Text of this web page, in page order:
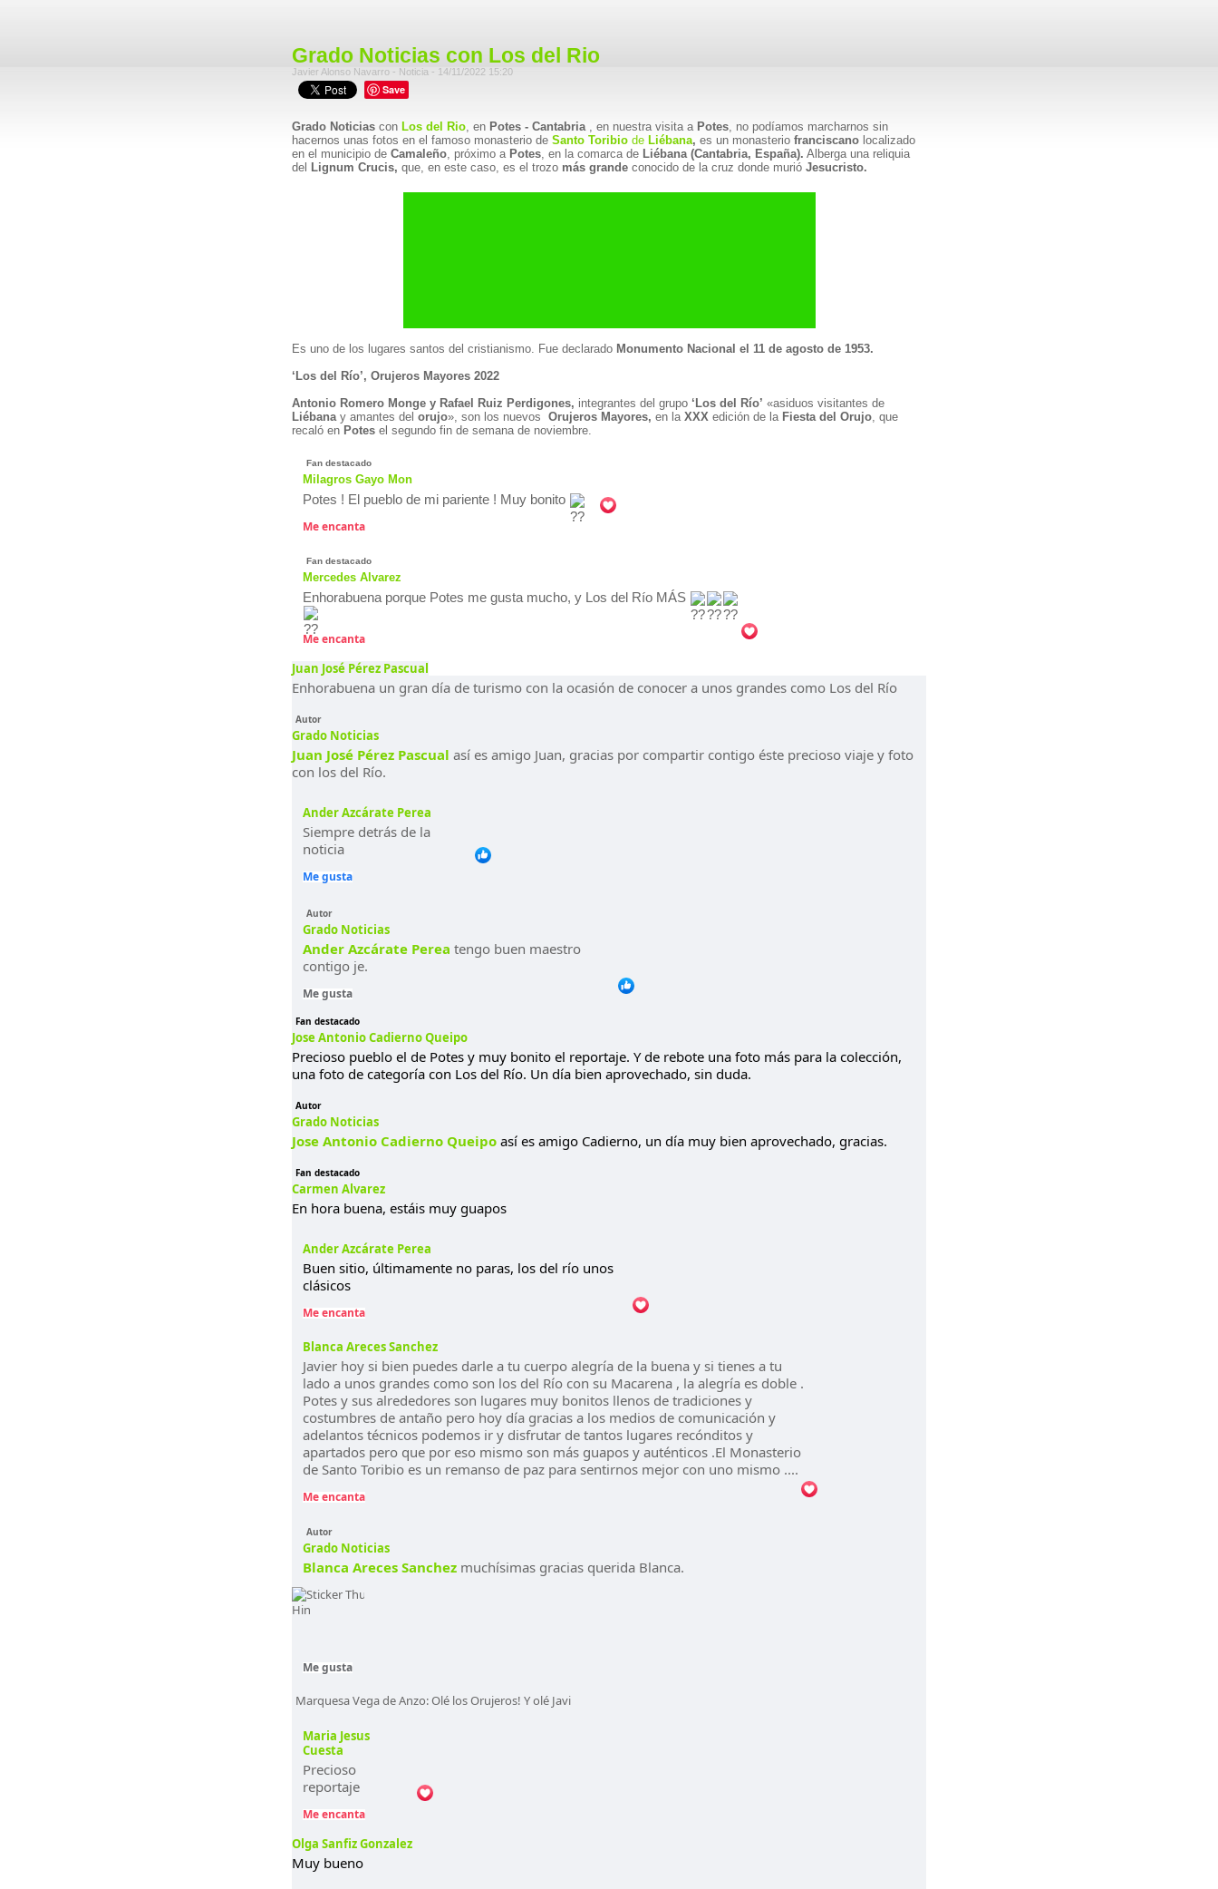
Grado Noticias con Los del Rio
Javier Alonso Navarro - Noticia - 14/11/2022 15:20
Save
Grado Noticias con Los del Rio, en Potes - Cantabria, en nuestra visita a Potes, no podíamos marcharnos sin
hacernos unas fotos en el famoso monasterio de Santo Toribio de Liébana, es un monasterio franciscano localizado
en el municipio de Camaleño, próximo a Potes, en la comarca de Liébana (Cantabria, España). Alberga una reliquia
del Lignum Crucis, que, en este caso, es el trozo más grande conocido de la cruz donde murió Jesucristo.
Es uno de los lugares santos del cristianismo. Fue declarado Monumento Nacional el 11 de agosto de 1953.
‘Los del Río’, Orujeros Mayores 2022
Antonio Romero Monge y Rafael Ruiz Perdigones, integrantes del grupo ‘Los del Río’ «asiduos visitantes de
Liébana y amantes del orujo», son los nuevos Orujeros Mayores, en la XXX edición de la Fiesta del Orujo, que
recaló en Potes el segundo fin de semana de noviembre.
Fan destacado
Milagros Gayo Mon
Potes ! El pueblo de mi pariente ! Muy bonito
Me encanta
Fan destacado
Mercedes Alvarez
Enhorabuena porque Potes me gusta mucho, y Los del Río MÁS
Me encanta
Juan José Pérez Pascual
Enhorabuena un gran día de turismo con la ocasión de conocer a unos grandes como Los del Río
Autor
Grado Noticias
Juan José Pérez Pascual así es amigo Juan, gracias por compartir contigo éste precioso viaje y foto
con los del Río.
Ander Azcárate Perea
Siempre detrás de la
noticia
Me gusta
Autor
Grado Noticias
Ander Azcárate Perea tengo buen maestro
contigo je.
Me gusta
Fan destacado
Jose Antonio Cadierno Queipo
Precioso pueblo el de Potes y muy bonito el reportaje. Y de rebote una foto más para la colección,
una foto de categoría con Los del Río. Un día bien aprovechado, sin duda.
Autor
Grado Noticias
Jose Antonio Cadierno Queipo así es amigo Cadierno, un día muy bien aprovechado, gracias.
Fan destacado
Carmen Alvarez
En hora buena, estáis muy guapos
Ander Azcárate Perea
Buen sitio, últimamente no paras, los del río unos
clásicos
Me encanta
Blanca Areces Sanchez
Javier hoy si bien puedes darle a tu cuerpo alegría de la buena y si tienes a tu
lado a unos grandes como son los del Río con su Macarena , la alegría es doble .
Potes y sus alrededores son lugares muy bonitos llenos de tradiciones y
costumbres de antaño pero hoy día gracias a los medios de comunicación y
adelantos técnicos podemos ir y disfrutar de tantos lugares recónditos y
apartados pero que por eso mismo son más guapos y auténticos .El Monasterio
de Santo Toribio es un remanso de paz para sentirnos mejor con uno mismo ....
Me encanta
Autor
Grado Noticias
Blanca Areces Sanchez muchísimas gracias querida Blanca.
Me gusta
Marquesa Vega de Anzo: Olé los Orujeros! Y olé Javi
Maria Jesus
Cuesta
Precioso
reportaje
Me encanta
Olga Sanfiz Gonzalez
Muy bueno